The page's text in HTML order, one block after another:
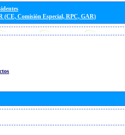
(CE, Comisión Especial, RPC, GAR)